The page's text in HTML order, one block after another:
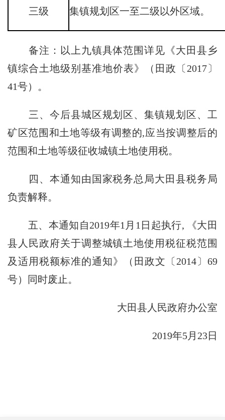
三级 集镇规划区一至二级以外区域。
备注：以上九镇具体范围详见《大田县乡
镇综合土地级别基准地价表》（田政〔2017〕
41号）。
三、今后县城区规划区、集镇规划区、工
矿区范围和土地等级有调整的,应当按调整后的
范围和土地等级征收城镇土地使用税。
四、本通知由国家税务总局大田县税务局
负责解释。
五、本通知自2019年1月1日起执行, 《大田
县人民政府关于调整城镇土地使用税征税范围
及适用税额标准的通知》（田政文〔2014〕69
号）同时废止。
大田县人民政府办公室
2019年5月23日